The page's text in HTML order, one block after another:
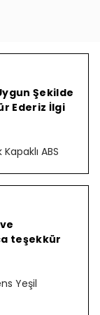
Şekilde
Ederiz İlgi
ABS
teşekkür
Yeşil